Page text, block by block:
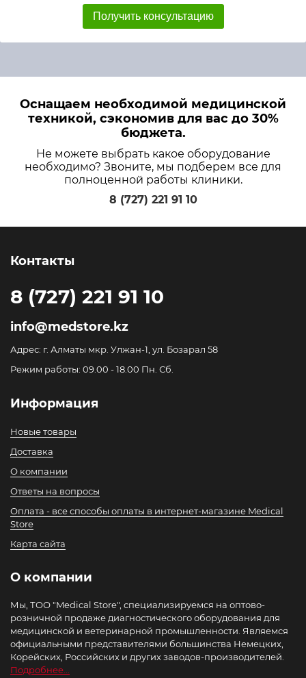
Получить консультацию
Оснащаем необходимой медицинской
техникой, сэкономив для вас до 30%
бюджета.
Не можете выбрать какое оборудование
необходимо? Звоните, мы подберем все для
полноценной работы клиники.
8 (727) 221 91 10
Контакты
8 (727) 221 91 10
info@medstore.kz
Адрес: г. Алматы мкр. Улжан-1, ул. Бозарал 58
Режим работы: 09.00 - 18.00 Пн. Сб.
Информация
Новые товары
Доставка
О компании
Ответы на вопросы
Оплата - все способы оплаты в интернет-магазине Medical
Store
Карта сайта
О компании
Мы, ТОО "Medical Store", специализируемся на оптово-
розничной продаже диагностического оборудования для
медицинской и ветеринарной промышленности. Являемся
официальными представителями большинства Немецких,
Корейских, Российских и других заводов-производителей.
Подробнее...